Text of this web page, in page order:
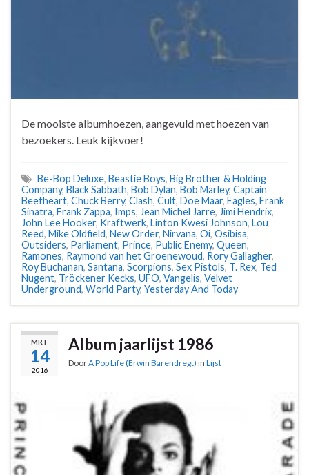
De mooiste albumhoezen, aangevuld met hoezen van
bezoekers. Leuk kijkvoer!
Be-Bop Deluxe, Beastie Boys, Big Brother & Holding
Company, Black Sabbath, Bob Dylan, Bob Marley, Captain
Beefheart, Chuck Berry, Clash, Cult, Doe Maar, Eagles, Frank
Sinatra, Frank Zappa, Imps, Jean Michel Jarre, Jimi Hendrix,
John Lee Hooker, Kraftwerk, Linton Kwesi Johnson, Lou
Reed, Mike Oldfield, New Order, Nirvana, Oi, Osibisa,
Outsiders, Parliament, Prince, Public Enemy, Queen,
Ramones, Raymond van het Groenewoud, Rory Gallagher,
Roy Buchanan, Santana, Scorpions, Sex Pistols, T. Rex, Ted
Nugent, Tröckener Kecks, UFO, Vangelis, Velvet
Underground, World Party, Yesterday And Today
MRT
14
2016
Album jaarlijst 1986
DoorA Pop Life (Erwin Barendregt) in Lijst